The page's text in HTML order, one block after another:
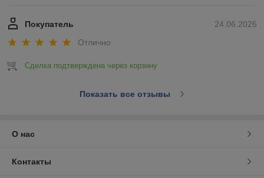
24.06.2026
Покупатель
Отлично
Сделка подтверждена через корзину
Показать все отзывы
О нас
Контакты